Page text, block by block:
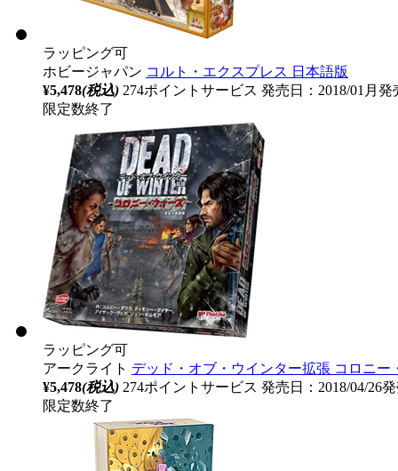
ラッピング可
ホビージャパン コルト・エクスプレス 日本語版
¥5,478(税込) 274ポイントサービス 発売日：2018/01月発
限定数終了
ラッピング可
アークライト デッド・オブ・ウインター拡張 コロニー
¥5,478(税込) 274ポイントサービス 発売日：2018/04/26
限定数終了